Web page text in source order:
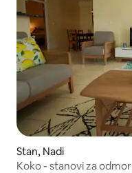
Stan, Nadi
Koko - stanovi za odmor